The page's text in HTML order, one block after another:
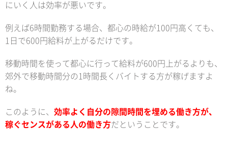
にいく人は効率が悪いです。
例えば6時間勤務する場合、都心の時給が100円高くても、
1日で600円給料が上がるだけです。
移動時間を使って都心に行って給料が600円上がるよりも、
郊外で移動時間分の1時間長くバイトする方が稼げますよ
ね。
このように、 効率よく自分の隙間時間を埋める働き方が、
稼ぐセンスがある人の働き方だということです。